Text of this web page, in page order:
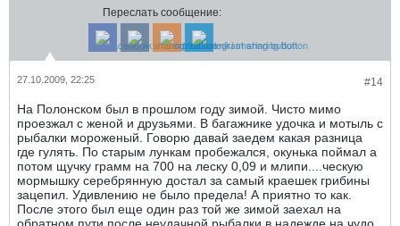
Переслать сообщение:
#14
27.10.2009, 22:25
На Полонском был в прошлом году зимой. Чисто мимо
проезжал с женой и друзьями. В багажнике удочка и мотыль с
рыбалки мороженый. Говорю давай заедем какая разница
где гулять. По старым лункам пробежался, окунька поймал а
потом щучку грамм на 700 на леску 0,09 и млипи....ческую
мормышку серебрянную достал за самый краешек грибины
зацепил. Удивлению не было предела! А приятно то как.
После этого был еще один раз той же зимой заехал на